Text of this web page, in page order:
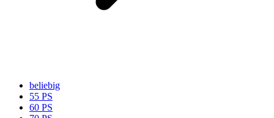
beliebig
55 PS
60 PS